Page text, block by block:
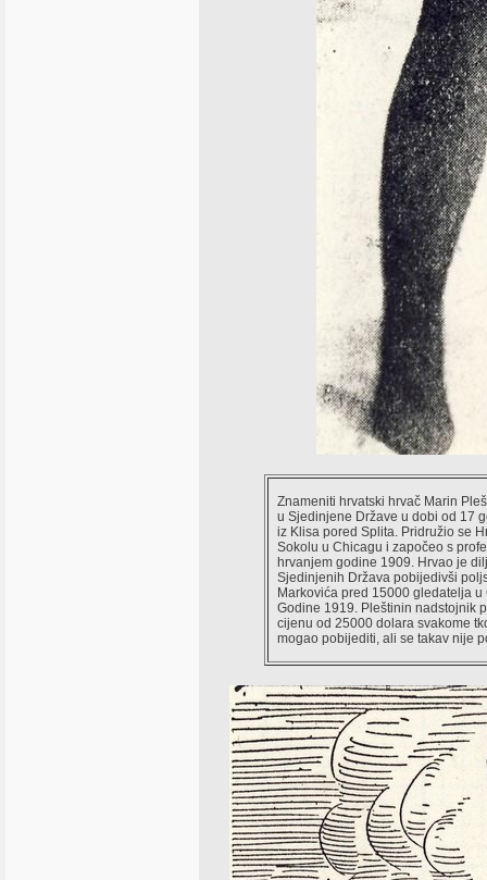
Znameniti hrvatski hrvač Marin
u Sjedinjene Države u dobi od 17
iz Klisa pored Splita. Pridružio se
Sokolu u Chicagu i započeo s
hrvanjem godine 1909. Hrvao je
Sjedinjenih Država pobijedivši
Markovića pred 15000 gledatelja u
Godine 1919. Pleštinin nadstojnik
cijenu od 25000 dolara svakome
mogao pobijediti, ali se takav nije